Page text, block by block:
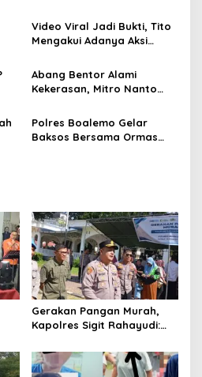
Masyarakat
Video Viral Jadi Bukti, Tito
Mengakui Adanya Aksi
Sepihak RS
Abang Bentor Alami
Kekerasan, Mitro Nanto
Tindak Tegas Oknum Mata
Elang
Polres Boalemo Gelar
Baksos Bersama Ormas
Gerakan Pangan Murah,
Kapolres Sigit Rahayudi:
Masyarakat